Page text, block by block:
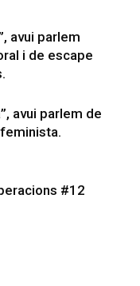
avui parlem
i de escape
avui parlem de
#12